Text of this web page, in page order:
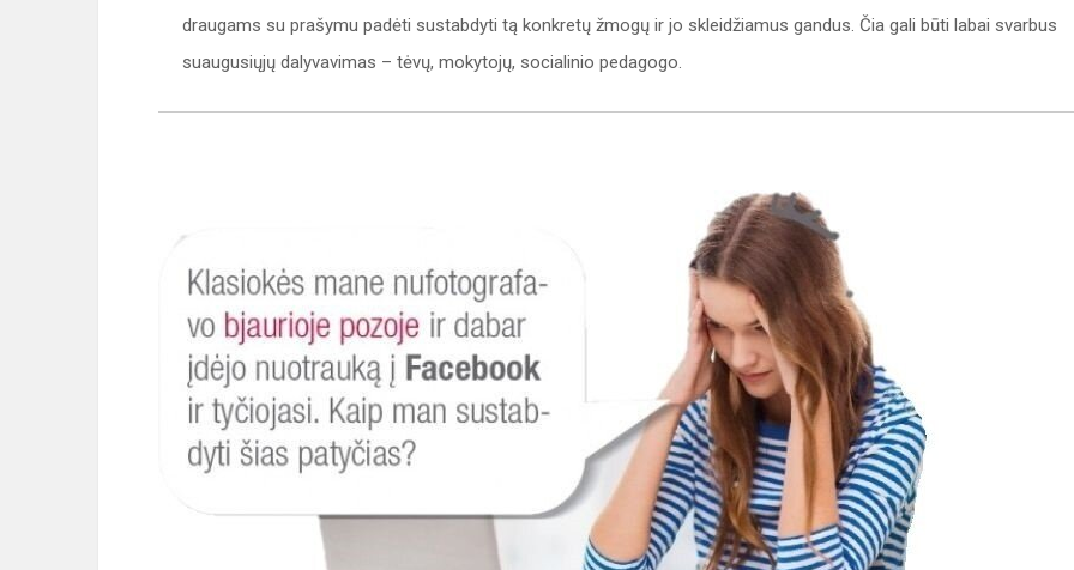
draugams su prašymu padėti sustabdyti tą konkretų žmogų ir jo skleidžiamus gandus. Čia gali būti labai svarbus
suaugusiųjų dalyvavimas – tėvų, mokytojų, socialinio pedagogo.